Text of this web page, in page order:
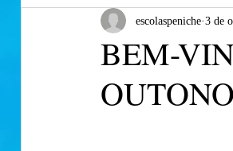
BEM-
escolaspeniche 3 de